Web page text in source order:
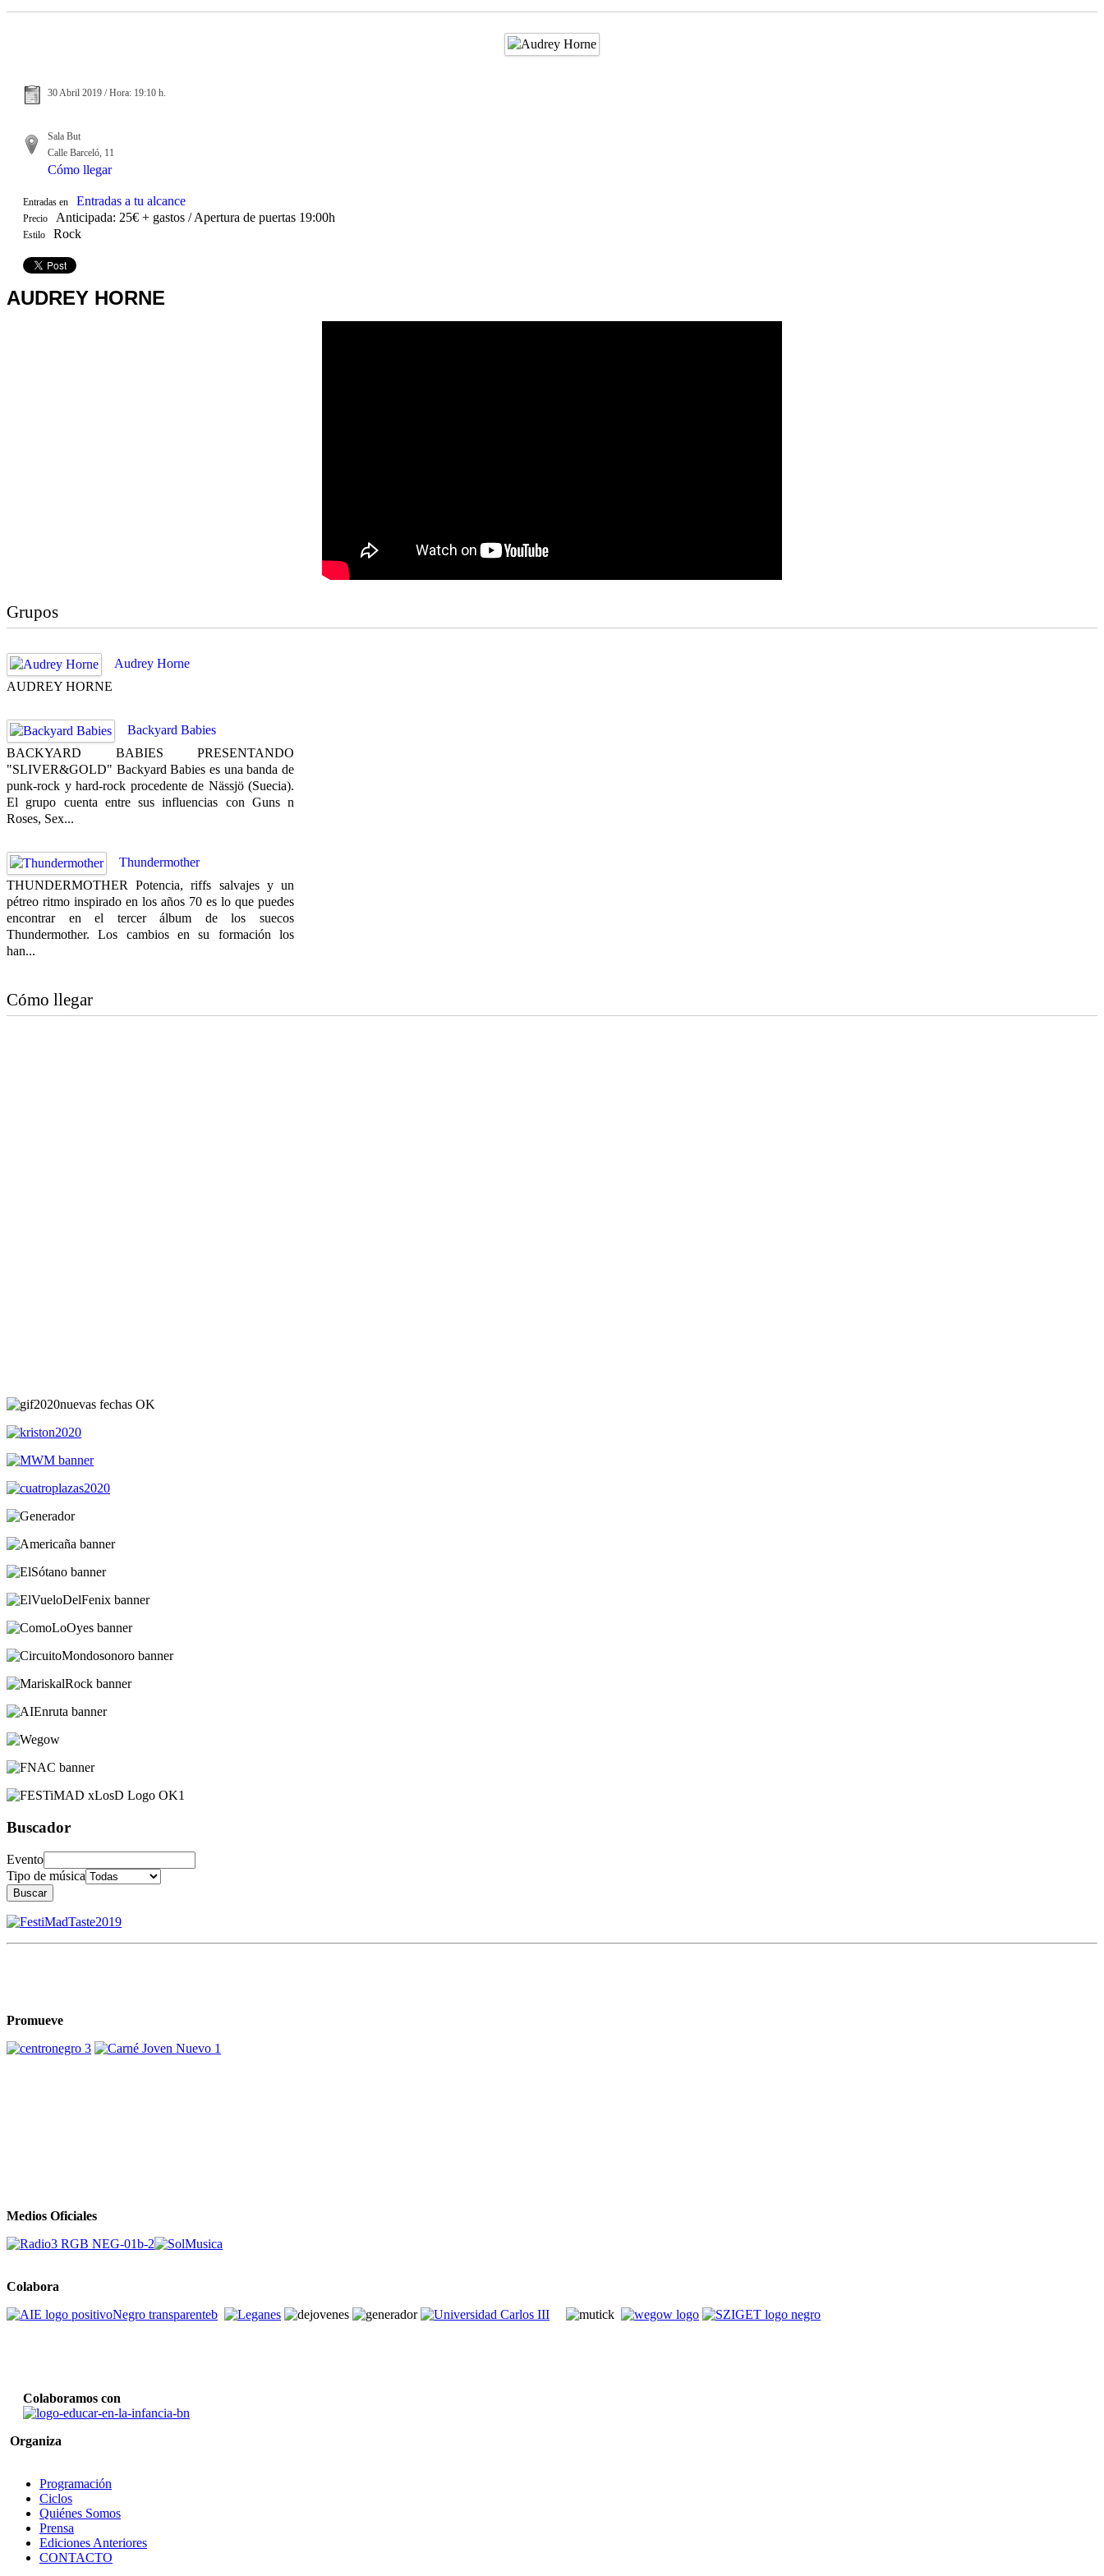
30 Abril 2019 / Hora: 19:10 h.
Sala But
Calle Barceló, 11
Cómo llegar
Entradas en Entradas a tu alcance
Precio Anticipada: 25€ + gastos / Apertura de puertas 19:00h
Estilo Rock
AUDREY HORNE
Grupos
Audrey Horne
AUDREY HORNE
Backyard Babies
BACKYARD BABIES PRESENTANDO
"SLIVER&GOLD" Backyard Babies es una banda de
punk-rock y hard-rock procedente de Nässjö (Suecia).
El grupo cuenta entre sus influencias con Guns n
Roses, Sex...
Thundermother
THUNDERMOTHER Potencia, riffs salvajes y un
pétreo ritmo inspirado en los años 70 es lo que puedes
encontrar en el tercer álbum de los suecos
Thundermother. Los cambios en su formación los
han...
Cómo llegar
Buscador
Evento
Tipo de música
Buscar
Promueve
Medios Oficiales
Colabora
Colaboramos con
Organiza
Programación
Ciclos
Quiénes Somos
Prensa
Ediciones Anteriores
CONTACTO